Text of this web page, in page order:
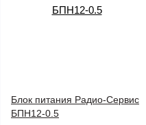
Блок питания Радио-Сервис
БПН12-0.5